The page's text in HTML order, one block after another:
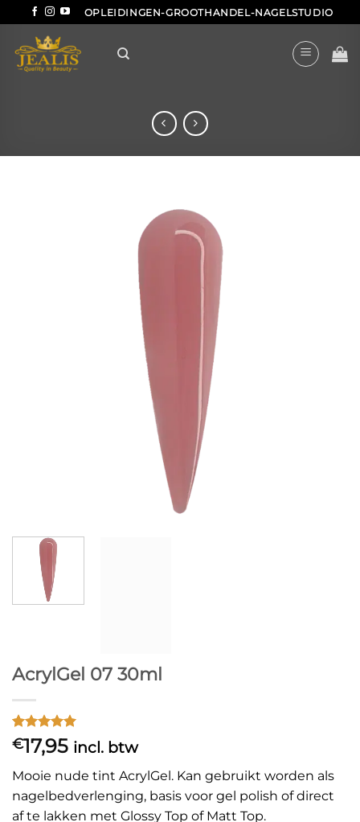
naar
inhoud
OPLEIDINGEN-GROOTHANDEL-NAGELSTUDIO
AcrylGel 07 30ml
Gewaardeerd
5op 5
op
1
klant
waardering
€17,95 incl. btw
Mooie nude tint AcrylGel. Kan gebruikt worden als
nagelbedverlenging, basis voor gel polish of direct
af te lakken met Glossy Top of Matt Top.